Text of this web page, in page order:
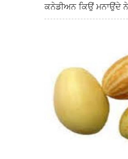
ਕਨੇਡੀਅਨ ਕਿਉਂ ਮਨਾਉਂਦੇ